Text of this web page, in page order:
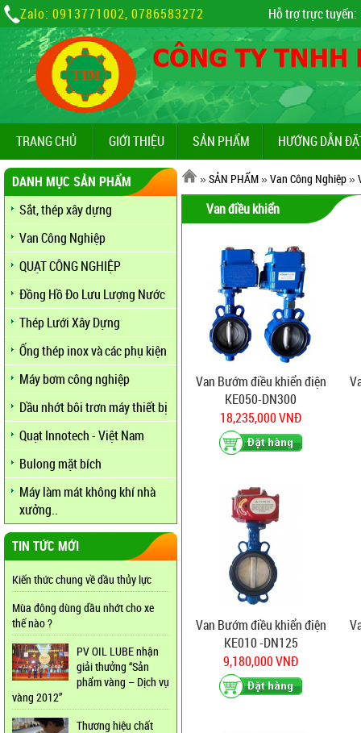
Zalo: 0913771002, 0786583272 Hỗ trợ trực tuyến:
TRANG CHỦ GIỚI THIỆU SẢN PHẨM HƯỚNG DẪN
DANH MỤC SẢN PHẨM
Sắt, thép xây dựng
Van Công Nghiệp
QUẠT CÔNG NGHIỆP
Đồng Hồ Đo Lưu Lượng Nước
Thép Lưới Xây Dựng
Ống thép inox và các phụ kiện
Máy bơm công nghiệp
Dầu nhớt bôi trơn máy thiết bị
Quạt Innotech - Việt Nam
Bulong mặt bích
Máy làm mát không khí nhà
xưởng..
TIN TỨC MỚI
Kiến thức chung về dầu thủy lực
Mùa đông dùng dầu nhớt cho xe
thế nào ?
PV OIL LUBE nhận
giải thưởng “Sản
phẩm vàng – Dịch vụ
vàng 2012”
Thương hiệu chất
»SẢN PHẨM»Van Công Nghiệp»
Van điều khiển
Van Bướm điều khiển điện
KE050-DN300
18,235,000 VNĐ
Van Bướm điều khiển điện
KE010 -DN125
9,180,000 VNĐ